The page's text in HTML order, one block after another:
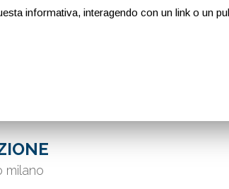
milano
informativa, interagendo con un link o un